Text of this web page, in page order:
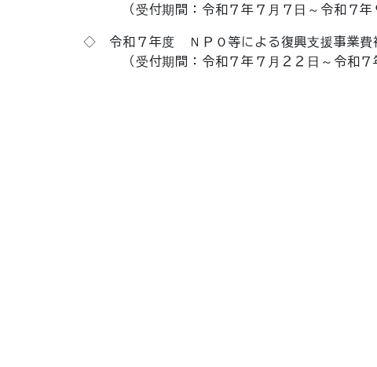
（受付期間：令和７年７月７日～令和７年９
◇ 令和７年度 ＮＰＯ等による復興支援事業費補
（受付期間：令和７年７月２２日～令和７年